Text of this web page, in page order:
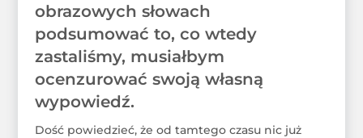
obrazowych słowach
podsumować to, co wtedy
zastaliśmy, musiałbym
ocenzurować swoją własną
wypowiedź.
Dość powiedzieć, że od tamtego czasu nic już